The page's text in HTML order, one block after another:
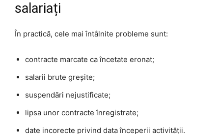
salariați
În practică, cele mai întâlnite probleme sunt:
contracte marcate ca încetate eronat;
salarii brute greșite;
suspendări nejustificate;
lipsa unor contracte înregistrate;
date incorecte privind data începerii activității.